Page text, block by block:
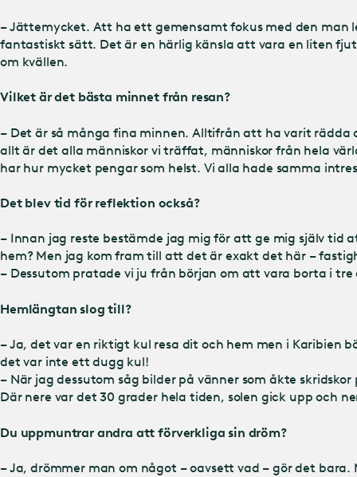
– Jättemycket. Att ha ett gemensamt fokus med den
fantastiskt sätt. Det är en härlig känsla att vara en liten
om kvällen.
Vilket är det bästa minnet från resan?
– Det är så många fina minnen. Alltifrån att ha varit
allt är det alla människor vi träffat, människor från hela
har hur mycket pengar som helst. Vi alla hade samma
Det blev tid för reflektion också?
– Innan jag reste bestämde jag mig för att ge mig själv tid
hem? Men jag kom fram till att det är exakt det här –
– Dessutom pratade vi ju från början om att vara borta i tre
Hemlängtan slog till?
– Ja, det var en riktigt kul resa dit och hem men i Karibien
det var inte ett dugg kul!
– När jag dessutom såg bilder på vänner som åkte
Där nere var det 30 grader hela tiden, solen gick upp och
Du uppmuntrar andra att förverkliga sin dröm?
– Ja, drömmer man om något – oavsett vad – gör det